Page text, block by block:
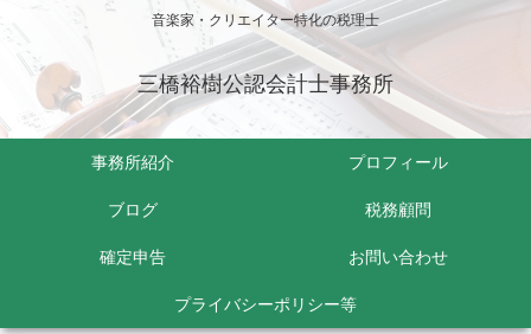
音楽家・クリエイター特化の税理士
三橋裕樹公認会計士事務所
事務所紹介 プロフィール
ブログ 税務顧問
確定申告 お問い合わせ
プライバシーポリシー等